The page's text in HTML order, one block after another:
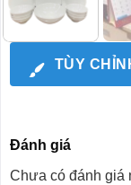
TÙY
Đánh giá
Chưa có đánh giá